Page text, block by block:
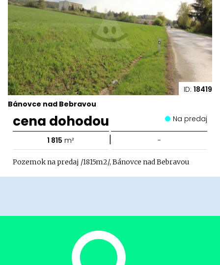
ID: 18419
Bánovce nad Bebravou
cena dohodou Na predaj
1 815 m² | -
Pozemok na predaj /1815m2/, Bánovce nad Bebravou